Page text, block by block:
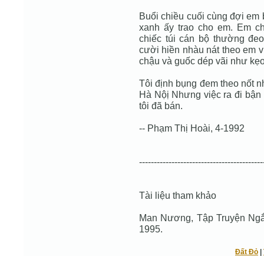
Buổi chiều cuối cùng đợi em
xanh ấy trao cho em. Em
chiếc túi cán bộ thường
cười hiền nhàu nát theo em
chậu và guốc dép vãi như
Tôi định bụng đem theo nốt
Hà Nộị Nhưng việc ra đi
tôi đã bán.
-- Phạm Thị Hoài, 4-1992
Tài liệu tham khảo
Man Nương, Tập Truyện
1995.
Đất Đỏ